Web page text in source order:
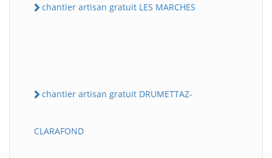
chantier artisan gratuit LES MARCHES
chantier artisan gratuit DRUMETTAZ-
CLARAFOND